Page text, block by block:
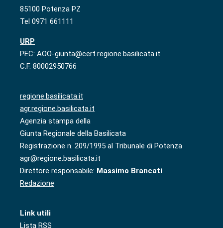
85100 Potenza PZ
Tel 0971 661111
URP
PEC: AOO-giunta@cert.regione.basilicata.it
C.F. 80002950766
regione.basilicata.it
agr.regione.basilicata.it
Agenzia stampa della
Giunta Regionale della Basilicata
Registrazione n. 209/1995 al Tribunale di Potenza
agr@regione.basilicata.it
Direttore responsabile: Massimo Brancati
Redazione
Link utili
Lista RSS